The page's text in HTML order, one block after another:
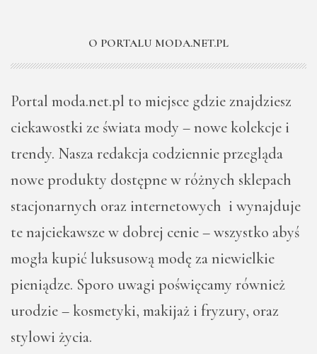
O PORTALU MODA.NET.PL
Portal moda.net.pl to miejsce gdzie znajdziesz
ciekawostki ze świata mody – nowe kolekcje i
trendy. Nasza redakcja codziennie przegląda
nowe produkty dostępne w różnych sklepach
stacjonarnych oraz internetowych i wynajduje
te najciekawsze w dobrej cenie – wszystko abyś
mogła kupić luksusową modę za niewielkie
pieniądze. Sporo uwagi poświęcamy również
urodzie – kosmetyki, makijaż i fryzury, oraz
stylowi życia.